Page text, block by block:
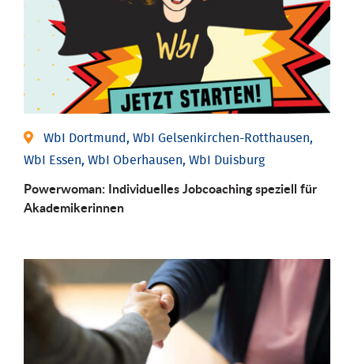
WbI Dortmund, WbI Gelsenkirchen-Rotthausen,
WbI Essen, WbI Oberhausen, WbI Duisburg
Powerwoman: Individu­elles Job­coaching speziell für
Aka­demiker­innen